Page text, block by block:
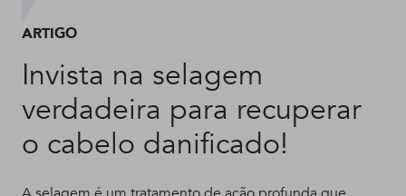
ARTIGO
Invista na selagem
verdadeira para recuperar
o cabelo danificado!